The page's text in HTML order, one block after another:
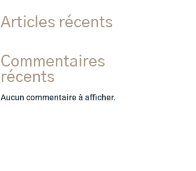
Articles récents
Commentaires
récents
Aucun commentaire à afficher.